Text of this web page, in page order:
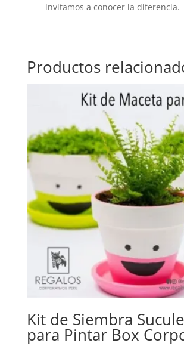
invitamos a conocer la diferencia.
Productos
Kit de Siembra
para Pintar Box